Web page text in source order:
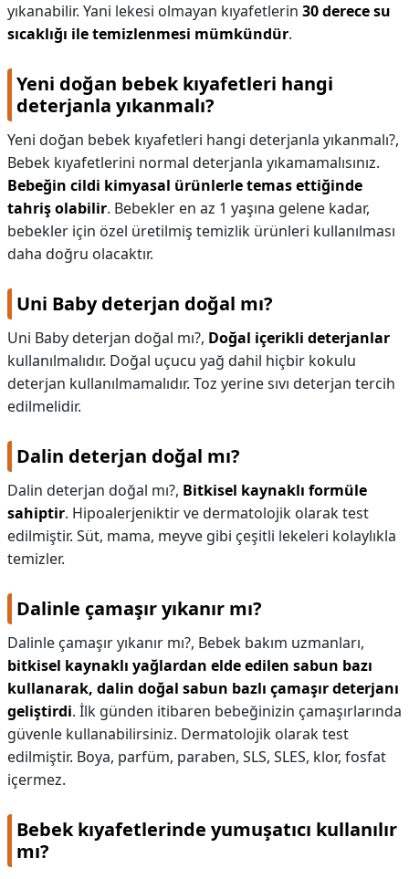
yıkanabilir. Yani lekesi olmayan kıyafetlerin 30 derece su
sıcaklığı ile temizlenmesi mümkündür.
Yeni doğan bebek kıyafetleri hangi
deterjanla yıkanmalı?
Yeni doğan bebek kıyafetleri hangi deterjanla yıkanmalı?,
Bebek kıyafetlerini normal deterjanla yıkamamalısınız.
Bebeğin cildi kimyasal ürünlerle temas ettiğinde
tahriş olabilir. Bebekler en az 1 yaşına gelene kadar,
bebekler için özel üretilmiş temizlik ürünleri kullanılması
daha doğru olacaktır.
Uni Baby deterjan doğal mı?
Uni Baby deterjan doğal mı?, Doğal içerikli deterjanlar
kullanılmalıdır. Doğal uçucu yağ dahil hiçbir kokulu
deterjan kullanılmamalıdır. Toz yerine sıvı deterjan tercih
edilmelidir.
Dalin deterjan doğal mı?
Dalin deterjan doğal mı?, Bitkisel kaynaklı formüle
sahiptir. Hipoalerjeniktir ve dermatolojik olarak test
edilmiştir. Süt, mama, meyve gibi çeşitli lekeleri kolaylıkla
temizler.
Dalinle çamaşır yıkanır mı?
Dalinle çamaşır yıkanır mı?, Bebek bakım uzmanları,
bitkisel kaynaklı yağlardan elde edilen sabun bazı
kullanarak, dalin doğal sabun bazlı çamaşır deterjanı
geliştirdi. İlk günden itibaren bebeğinizin çamaşırlarında
güvenle kullanabilirsiniz. Dermatolojik olarak test
edilmiştir. Boya, parfüm, paraben, SLS, SLES, klor, fosfat
içermez.
Bebek kıyafetlerinde yumuşatıcı kullanılır
mı?